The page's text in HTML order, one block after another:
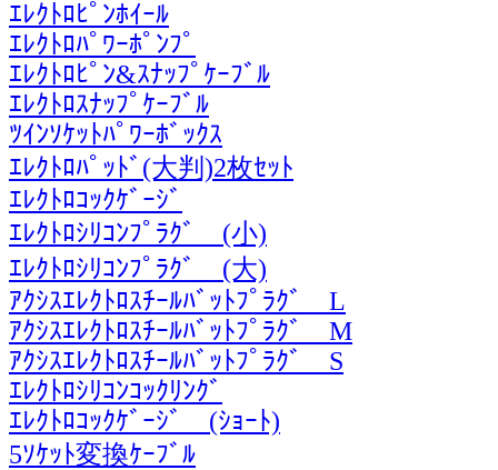
ｴﾚｸﾄﾛﾋﾟﾝﾎｲｰﾙ
ｴﾚｸﾄﾛﾊﾟﾜｰﾎﾟﾝﾌﾟ
ｴﾚｸﾄﾛﾋﾟﾝ&ｽﾅｯﾌﾟｹｰﾌﾞﾙ
ｴﾚｸﾄﾛｽﾅｯﾌﾟｹｰﾌﾞﾙ
ﾂｲﾝｿｹｯﾄﾊﾟﾜｰﾎﾞｯｸｽ
ｴﾚｸﾄﾛﾊﾟｯﾄﾞ(大判)2枚ｾｯﾄ
ｴﾚｸﾄﾛｺｯｸｹﾞｰｼﾞ
ｴﾚｸﾄﾛｼﾘｺﾝﾌﾟﾗｸﾞ (小)
ｴﾚｸﾄﾛｼﾘｺﾝﾌﾟﾗｸﾞ (大)
ｱｸｼｽｴﾚｸﾄﾛｽﾁｰﾙﾊﾞｯﾄﾌﾟﾗｸﾞ L
ｱｸｼｽｴﾚｸﾄﾛｽﾁｰﾙﾊﾞｯﾄﾌﾟﾗｸﾞ M
ｱｸｼｽｴﾚｸﾄﾛｽﾁｰﾙﾊﾞｯﾄﾌﾟﾗｸﾞ S
ｴﾚｸﾄﾛｼﾘｺﾝｺｯｸﾘﾝｸﾞ
ｴﾚｸﾄﾛｺｯｸｹﾞｰｼﾞ (ｼｮｰﾄ)
5ｿｹｯﾄ変換ｹｰﾌﾞﾙ